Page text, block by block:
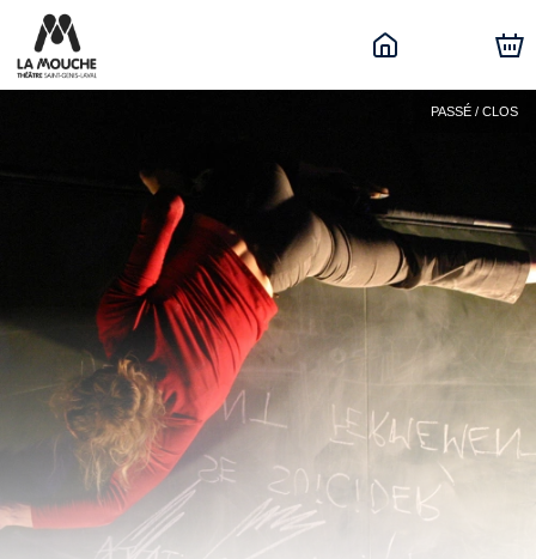
PASSÉ / CLOS